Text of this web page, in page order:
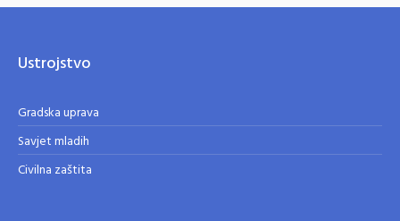
Ustrojstvo
Gradska uprava
Savjet mladih
Civilna zaštita